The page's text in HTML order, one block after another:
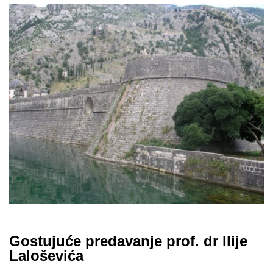
Gostujuće predavanje prof. dr Ilije
Laloševića